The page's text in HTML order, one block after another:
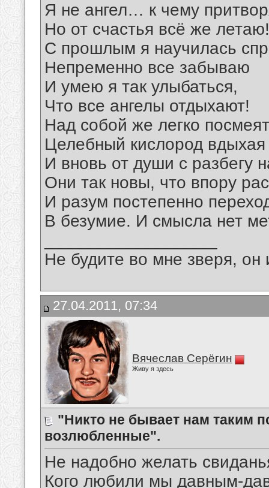
Я не ангел… к чему
Но от счастья всё же летаю!
С прошлым я научилась
Непременно все забываю
И умею я так улыбаться,
Что все ангелы отдыхают!
Над собой же легко
Целебный кислород вдыхая
И вновь от души с разбегу
Они так новы, что впору
И разум постепенно
В безумие. И смысла нет
Не будите во мне зверя, он
27.04.2011, 07:34
Вячеслав Серёгин
Живу я здесь
"Никто не бывает нам таким
возлюбленные".
Не надобно желать
Кого любили мы давным-